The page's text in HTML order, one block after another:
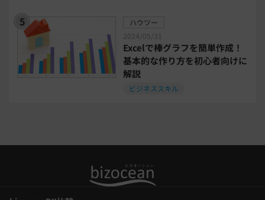
インボイス制度解説 税制改正
喪中はがき 働き方改革
ハウツー
2024/05/31
Excelで棒グラフを簡単作成！
基本的な作り方を初心者向けに
解説
ビジネススキル